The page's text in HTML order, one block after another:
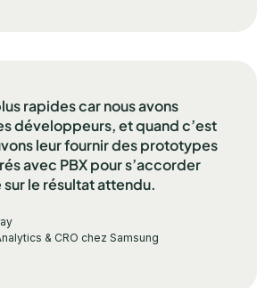
rapides car nous avons
développeurs, et quand c’est
leur fournir des prototypes
avec PBX pour s’accorder
le résultat attendu.
& CRO chez Samsung